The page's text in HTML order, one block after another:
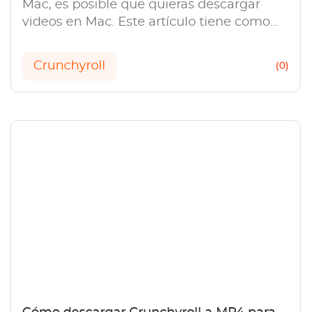
Mac, es posible que quieras descargar
videos en Mac. Este artículo tiene como
Crunchyroll (0)